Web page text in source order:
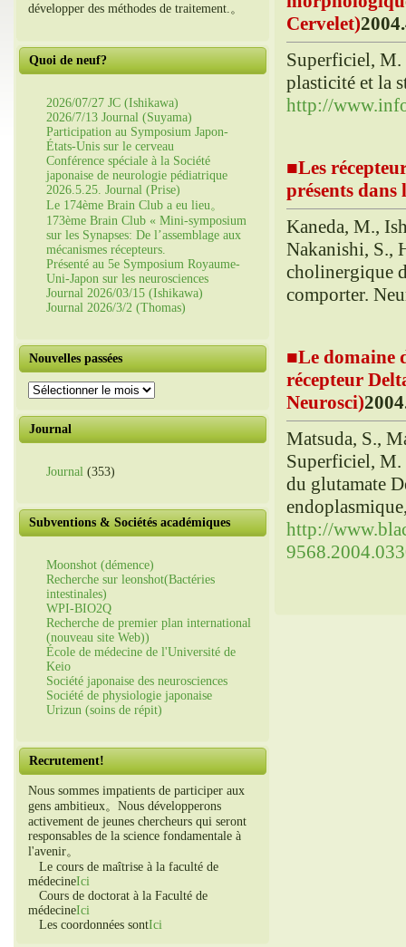
développer des méthodes de traitement.。
Quoi de neuf?
2026/07/27 JC (Ishikawa)
2026/7/13 Journal (Suyama)
Participation au Symposium Japon-
États-Unis sur le cerveau
Conférence spéciale à la Société
japonaise de neurologie pédiatrique
2026.5.25. Journal (Prise)
Le 174ème Brain Club a eu lieu。
173ème Brain Club « Mini-symposium
sur les Synapses: De l’assemblage aux
mécanismes récepteurs.
Présenté au 5e Symposium Royaume-
Uni-Japon sur les neurosciences
Journal 2026/03/15 (Ishikawa)
Journal 2026/3/2 (Thomas)
Nouvelles passées
Nouvelles
passées
Journal
Journal (353)
Subventions & Sociétés académiques
Moonshot (démence)
Recherche sur leonshot(Bactéries
intestinales)
WPI-BIO2Q
Recherche de premier plan international
(nouveau site Web))
École de médecine de l'Université de
Keio
Société japonaise des neurosciences
Société de physiologie japonaise
Urizun (soins de répit)
Recrutement!
Nous sommes impatients de participer aux
gens ambitieux。Nous développerons
activement de jeunes chercheurs qui seront
responsables de la science fondamentale à
l'avenir。
Le cours de maîtrise à la faculté de
médecineIci
Cours de doctorat à la Faculté de
médecineIci
Les coordonnées sontIci
Cervelet)
Superficiel, M.
plasticité et la
http://
■Les
présents
Kaneda, M.,
Nakanishi, S.,
cholinergique
comporter.
■Le domaine
récepteur
Neurosci)
Matsuda, S.,
Superficiel, M.
du glutamate
http://